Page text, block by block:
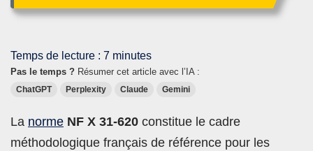
Temps de lecture : 7 minutes
Pas le temps ? Résumer cet article avec l’IA :
ChatGPT Perplexity Claude Gemini
La norme NF X 31-620 constitue le cadre
méthodologique français de référence pour les